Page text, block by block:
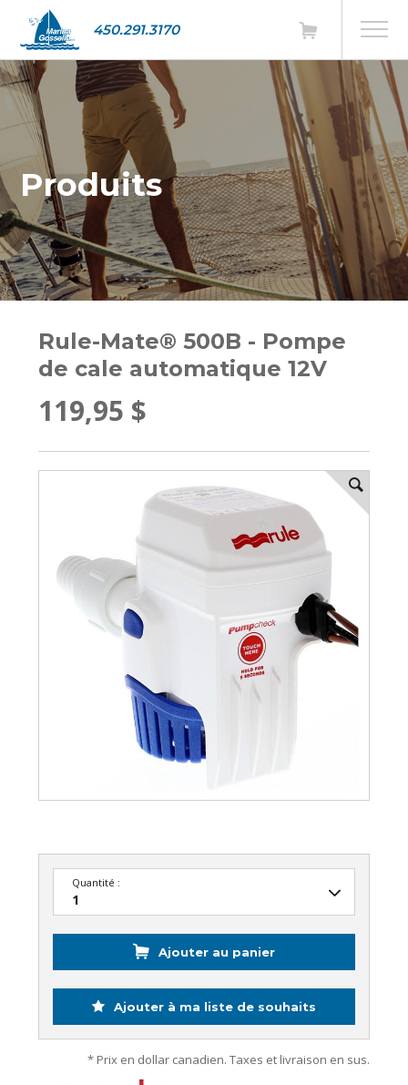
450.291.3170
Produits
Rule-Mate® 500B - Pompe
de cale automatique 12V
119,95 $
Quantité :
Ajouter au panier
Ajouter à ma liste de souhaits
* Prix en dollar canadien. Taxes et livraison en sus.